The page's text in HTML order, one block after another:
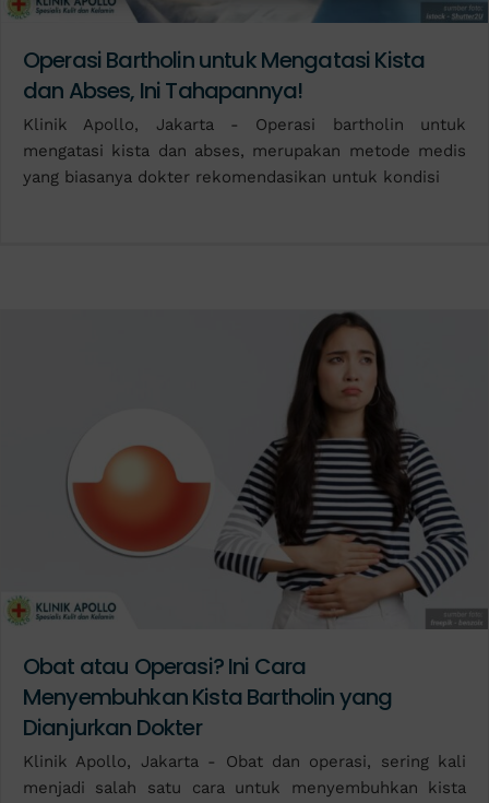
Operasi Bartholin untuk Mengatasi Kista
dan Abses, Ini Tahapannya!
Klinik Apollo, Jakarta - Operasi bartholin untuk
mengatasi kista dan abses, merupakan metode medis
yang biasanya dokter rekomendasikan untuk kondisi
Obat atau Operasi? Ini Cara
Menyembuhkan Kista Bartholin yang
Dianjurkan Dokter
Klinik Apollo, Jakarta - Obat dan operasi, sering kali
menjadi salah satu cara untuk menyembuhkan kista